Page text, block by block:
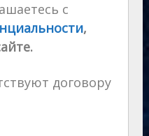
с
,
договору